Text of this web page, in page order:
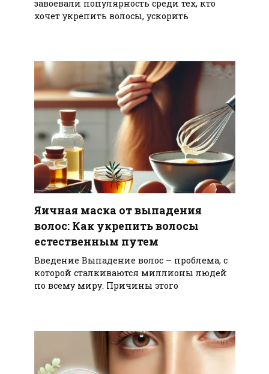
завоевали популярность среди тех, кто
хочет укрепить волосы, ускорить
Яичная маска от выпадения
волос: Как укрепить волосы
естественным путем
Введение Выпадение волос – проблема, с
которой сталкиваются миллионы людей
по всему миру. Причины этого